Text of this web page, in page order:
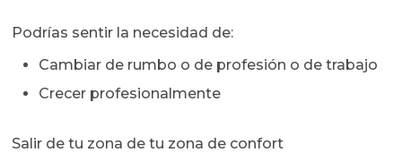
Podrías sentir la necesidad de:
Cambiar de rumbo o de profesión o de trabajo
Crecer profesionalmente
Salir de tu zona de tu zona de confort